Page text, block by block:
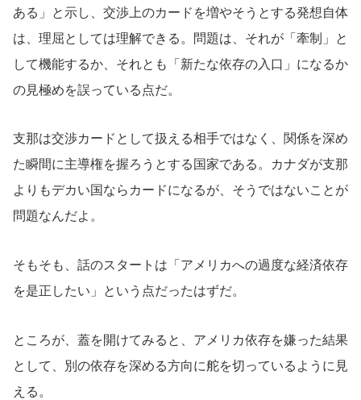
ある」と示し、交渉上のカードを増やそうとする発想自体
は、理屈としては理解できる。問題は、それが「牽制」と
して機能するか、それとも「新たな依存の入口」になるか
の見極めを誤っている点だ。
支那は交渉カードとして扱える相手ではなく、関係を深め
た瞬間に主導権を握ろうとする国家である。カナダが支那
よりもデカい国ならカードになるが、そうではないことが
問題なんだよ。
そもそも、話のスタートは「アメリカへの過度な経済依存
を是正したい」という点だったはずだ。
ところが、蓋を開けてみると、アメリカ依存を嫌った結果
として、別の依存を深める方向に舵を切っているように見
える。